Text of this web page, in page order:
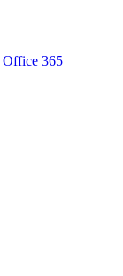
Office 365